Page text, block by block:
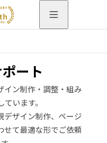
ート
イン制作・調整・組み
います。
デザイン制作、ページ
せて最適な形でご依頼